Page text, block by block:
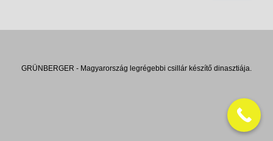
GRÜNBERGER - Magyarország legrégebbi csillár készítő dinasztiája.